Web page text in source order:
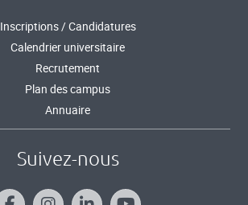
Inscriptions / Candidatures
Calendrier universitaire
Recrutement
Plan des campus
Annuaire
Suivez-nous